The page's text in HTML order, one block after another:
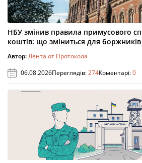
НБУ змінив правила примусового
коштів: що зміниться для боржників
Автор:Лента от Протокола
06.08.2026Переглядів:274Коментарі:0